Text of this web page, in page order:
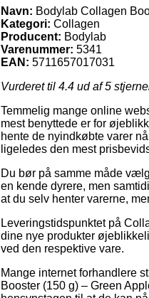
Navn: Bodylab Collagen
Kategori: Collagen
Producent: Bodylab
Varenummer: 5341
EAN: 5711657017031
Vurderet til 4.4 ud af 5
Temmelig mange online
mest benyttede er for
hente de nyindkøbte varer
ligeledes den mest
Du bør på samme måde
en kende dyrere, men
at du selv henter varerne,
Leveringstidspunktet på
dine nye produkter
ved den respektive vare.
Mange internet forhandlere
Booster (150 g) – Green